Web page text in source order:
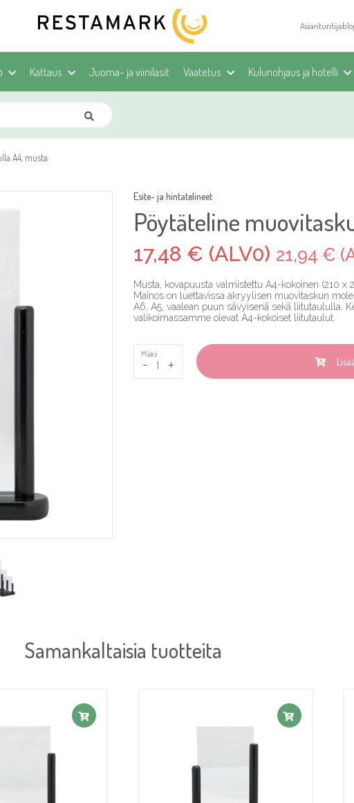
Kattaus Juoma- ja viinilasit Vaatetus Kulunohjaus ja hotelli
A4, musta
Esite- ja hintatelineet
Pöytäteline
17,48 € (ALV0) 21,94 €
Musta, kovapuusta valmistettu A4-kokoinen (210 x
Mainos on luettavissa akryylisen muovitaskun
A6, A5, vaalean puun sävyisenä sekä liitutaululla.
valikoimassamme olevat A4-kokoiset liitutaulut.
Määrä
- +
Samankaltaisia tuotteita